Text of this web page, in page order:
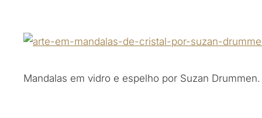
Mandalas em vidro e espelho por Suzan Drummen.